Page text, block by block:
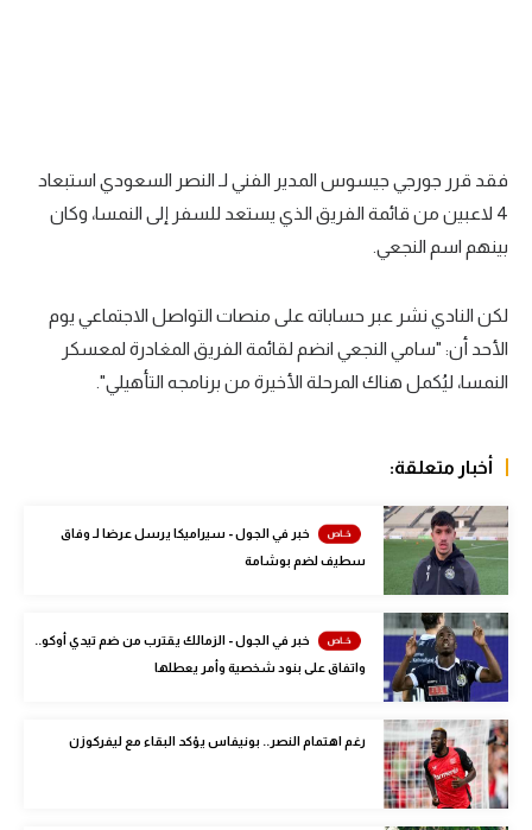
سعودي في الجول
الدوري الإسباني
دوري أبطال أوروبا
رياضات أخرى
أمم إفريقيا
كرة السلة الأمريكية
كرة سلة
كرة يد
كرة طائرة
الوطن العربي
فقد قرر جورجي جيسوس المدير الفني لـ النصر السعودي استبعاد
4 لاعبين من قائمة الفريق الذي يستعد للسفر إلى النمسا، وكان
بينهم اسم النجعي.
لكن النادي نشر عبر حساباته على منصات التواصل الاجتماعي يوم
الأحد أن: "سامي النجعي انضم لقائمة الفريق المغادرة لمعسكر
النمسا، ليُكمل هناك المرحلة الأخيرة من برنامجه التأهيلي".
أخبار متعلقة:
خبر في الجول - سيراميكا يرسل عرضا لـ وفاق
سطيف لضم بوشامة
خبر في الجول - الزمالك يقترب من ضم تيدي أوكو..
واتفاق على بنود شخصية وأمر يعطلها
رغم اهتمام النصر.. بونيفاس يؤكد البقاء مع ليفركوزن